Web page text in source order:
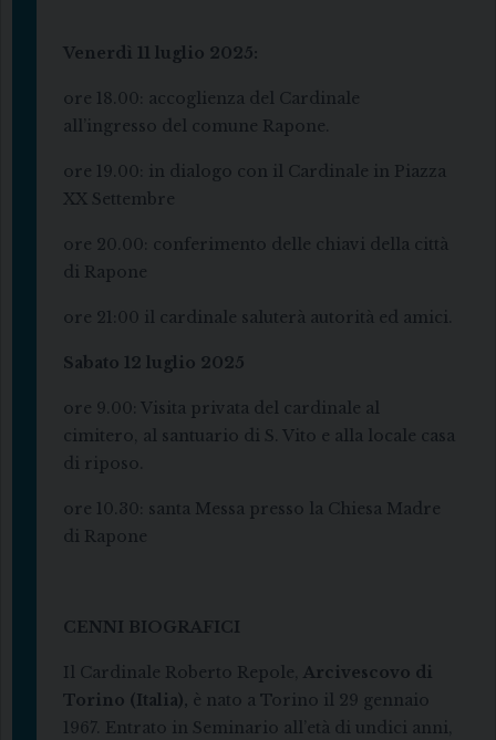
Venerdì 11 luglio 2025:
ore 18.00: accoglienza del Cardinale
all’ingresso del comune Rapone.
ore 19.00: in dialogo con il Cardinale in Piazza
XX Settembre
ore 20.00: conferimento delle chiavi della città
di Rapone
ore 21:00 il cardinale saluterà autorità ed amici.
Sabato 12 luglio 2025
ore 9.00: Visita privata del cardinale al
cimitero, al santuario di S. Vito e alla locale casa
di riposo.
ore 10.30: santa Messa presso la Chiesa Madre
di Rapone
CENNI BIOGRAFICI
Il Cardinale Roberto Repole, Arcivescovo di
Torino (Italia), è nato a Torino il 29 gennaio
1967. Entrato in Seminario all’età di undici anni,